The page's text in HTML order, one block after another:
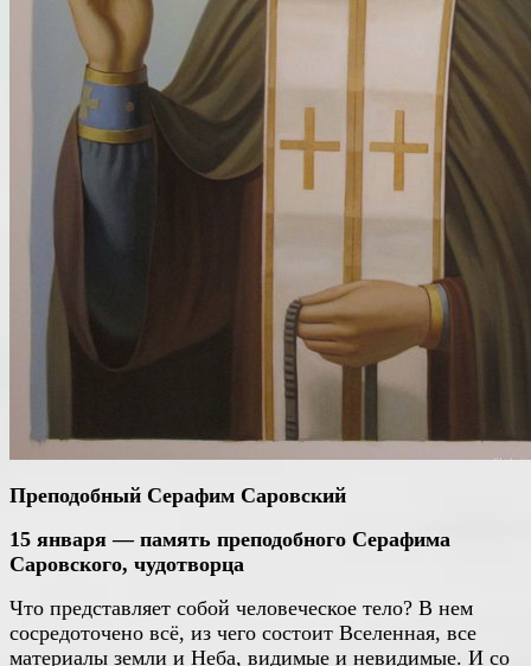
Преподобный Серафим Саровский
15 января — память преподобного Серафима
Саровского, чудотворца
Что представляет собой человеческое тело? В нем
сосредоточено всё, из чего состоит Вселенная, все
материалы земли и Неба, видимые и невидимые. И со